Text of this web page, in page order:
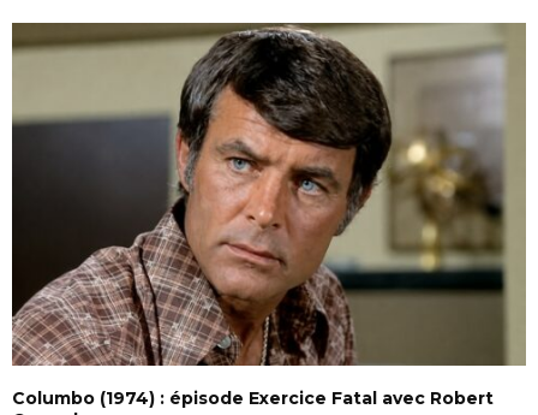
Columbo (1974) : épisode Exercice Fatal avec Robert